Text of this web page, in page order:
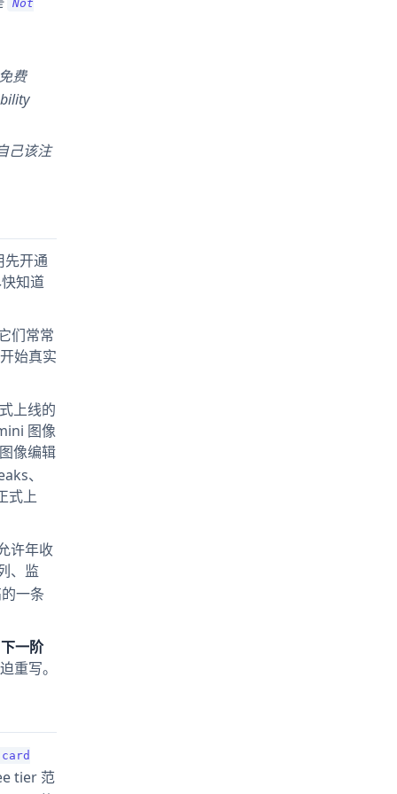
Not
费
己该注
先开通
知道
们常常
始真实
上线的
图像
像编辑
、
式上
许年收
、监
一条
一阶
重写。
tier 范